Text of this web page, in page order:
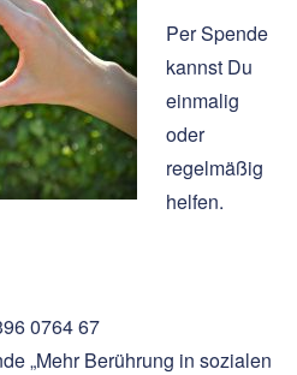
Per Spende
kannst Du
einmalig
oder
regelmäßig
helfen.
0764 67
„Mehr Berührung in sozialen